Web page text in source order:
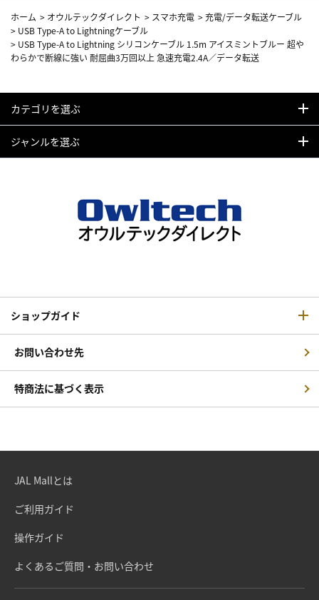
ホーム > オウルテックダイレクト > スマホ充電 >充電/データ転送ケーブル
> USB Type-A to Lightningケーブル
> USB Type-A to Lightning シリコンケーブル 1.5m アイスミントブルー 超や
わらかで断線に強い 耐屈曲3万回以上 急速充電2.4A／データ転送
カテゴリを選ぶ
ジャンルを選ぶ
ショップガイド
お問い合わせ先
特商法に基づく表示
JAL Mallとは
ご利用ガイド
操作ガイド
よくあるご質問・お問い合わせ